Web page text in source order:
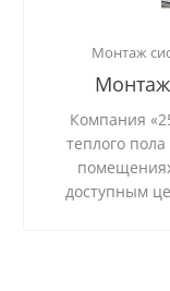
Монтаж
Компания
теплого
доступным